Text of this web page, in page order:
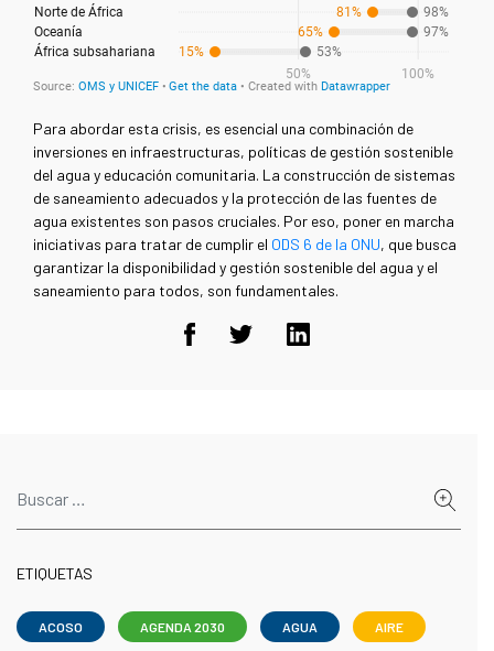
Para abordar esta crisis, es esencial una combinación de
inversiones en infraestructuras, políticas de gestión sostenible
del agua y educación comunitaria. La construcción de sistemas
de saneamiento adecuados y la protección de las fuentes de
agua existentes son pasos cruciales. Por eso, poner en marcha
iniciativas para tratar de cumplir el ODS 6 de la ONU, que busca
garantizar la disponibilidad y gestión sostenible del agua y el
saneamiento para todos, son fundamentales.
ETIQUETAS
ACOSO AGENDA 2030 AGUA AIRE